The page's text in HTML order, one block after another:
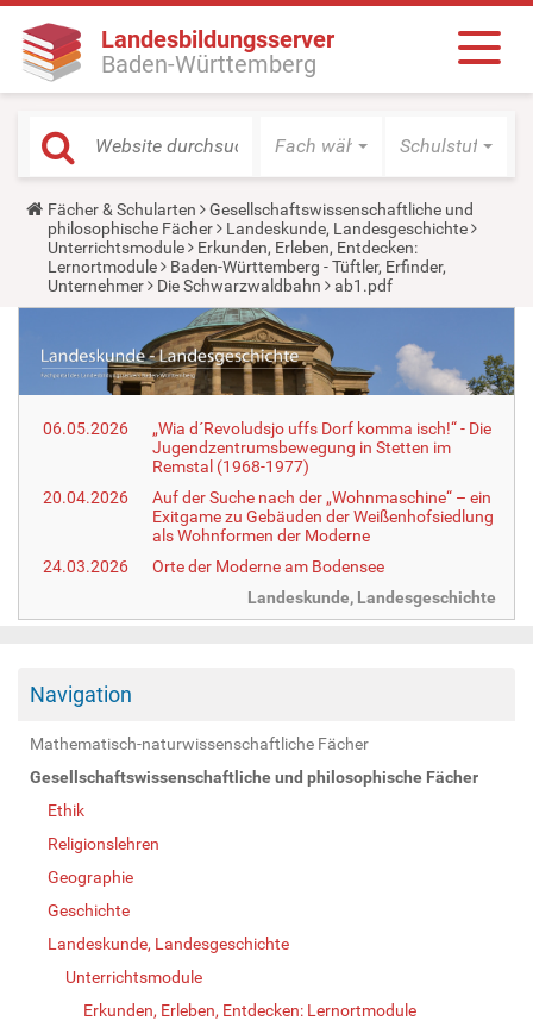
Landesbildungsserver
Baden-Württemberg
Fach wählen Schulstufe
Y
o
u
a
r
e
r
e
:
Fächer & Schularten
Gesellschaftswissenschaftliche und
philosophische Fächer
Landeskunde, Landesgeschichte
Unterrichtsmodule
Erkunden, Erleben, Entdecken:
Lernortmodule
Baden-Württemberg - Tüftler, Erfinder,
Unternehmer
Die Schwarzwaldbahn ab1.pdf
06.05.2026
„Wia d´Revoludsjo uffs Dorf komma isch!“ - Die
Jugendzentrumsbewegung in Stetten im
Remstal (1968-1977)
20.04.2026
Auf der Suche nach der „Wohnmaschine“ – ein
Exitgame zu Gebäuden der Weißenhofsiedlung
als Wohnformen der Moderne
24.03.2026
Orte der Moderne am Bodensee
Landeskunde, Landesgeschichte
Navigation
Mathematisch-naturwissenschaftliche Fächer
Gesellschaftswissenschaftliche und philosophische Fächer
Ethik
Religionslehren
Geographie
Geschichte
Landeskunde, Landesgeschichte
Unterrichtsmodule
Erkunden, Erleben, Entdecken: Lernortmodule